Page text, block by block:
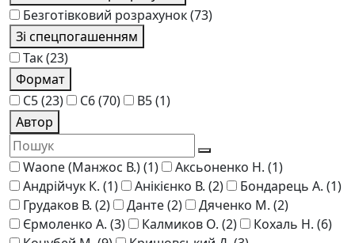
Безготівковий розрахунок(73)
Зі спецпогашенням
Так(23)
Формат
C5(23) C6(70) В5(1)
Автор
Waone (Манжос В.)(1) Аксьоненко Н. (1)
Андрійчук К. (1) Анікієнко В. (2) Бондарець А. (1)
Грудаков В. (2) Данте(2) Дяченко М. (2)
Єрмоленко А. (3) Калмиков О. (2) Кохаль Н. (6)